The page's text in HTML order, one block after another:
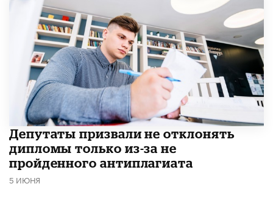
Депутаты призвали не отклонять
дипломы только из-за не
пройденного антиплагиата
5 ИЮНЯ